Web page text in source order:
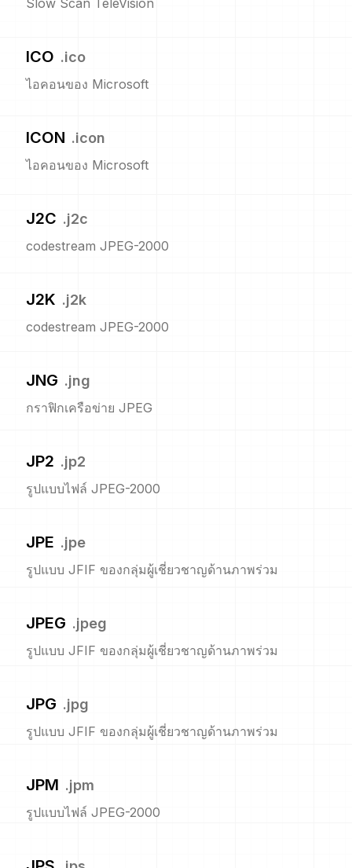
Slow Scan TeleVision
ICO .ico
ไอคอนของ Microsoft
ICON .icon
ไอคอนของ Microsoft
J2C .j2c
codestream JPEG-2000
J2K .j2k
codestream JPEG-2000
JNG .jng
กราฟิกเครือข่าย JPEG
JP2 .jp2
รูปแบบไฟล์ JPEG-2000
JPE .jpe
รูปแบบ JFIF ของกลุ่มผู้เชี่ยวชาญด้านภาพร่วม
JPEG .jpeg
รูปแบบ JFIF ของกลุ่มผู้เชี่ยวชาญด้านภาพร่วม
JPG .jpg
รูปแบบ JFIF ของกลุ่มผู้เชี่ยวชาญด้านภาพร่วม
JPM .jpm
รูปแบบไฟล์ JPEG-2000